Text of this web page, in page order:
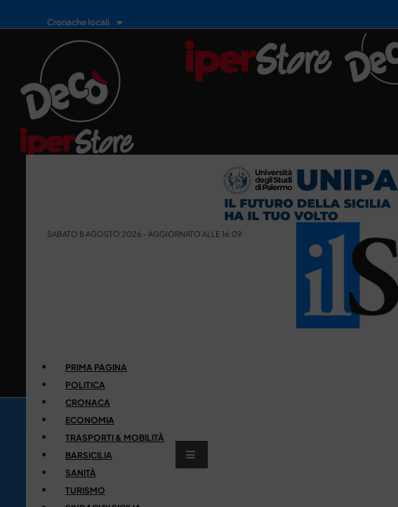
Cronache locali
SABATO 8 AGOSTO 2026 - AGGIORNATO ALLE 16:09
PRIMA PAGINA
POLITICA
CRONACA
ECONOMIA
TRASPORTI & MOBILITÀ
BARSICILIA
SANITÀ
TURISMO